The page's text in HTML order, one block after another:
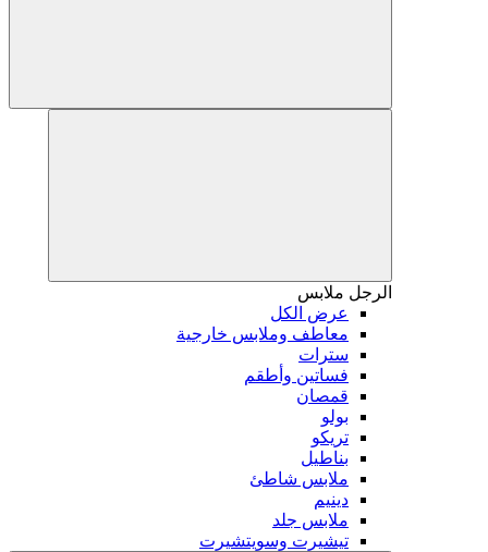
الرجل ملابس
عرض الكل
معاطف وملابس خارجية
سترات
فساتين وأطقم
قمصان
بولو
تريكو
بناطيل
ملابس شاطئ
دينيم
ملابس جلد
تيشيرت وسويتشيرت